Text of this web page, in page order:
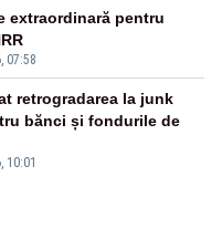
07:58
extraordinară pentru
10:01
retrogradarea la junk
bănci și fondurile de